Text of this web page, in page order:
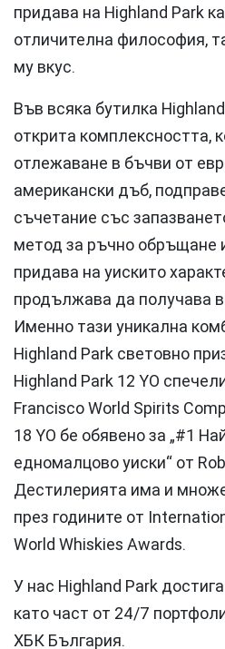
придава на Highland Park
отличителна философия,
му вкус.
Във всяка бутилка
открита комплексността,
отлежаване в бъчви от
американски дъб,
съчетание със
метод за ръчно обръщане
придава на уискито
продължава да получава
Именно тази уникална
Highland Park световно
Highland Park 12 YO
Francisco World Spirits
18 YO бе обявено за „#1
едномалцово уиски“ от
Дестилерията има и
през годините от
World Whiskies Awards.
У нас Highland Park
като част от 24/7
ХБК България.